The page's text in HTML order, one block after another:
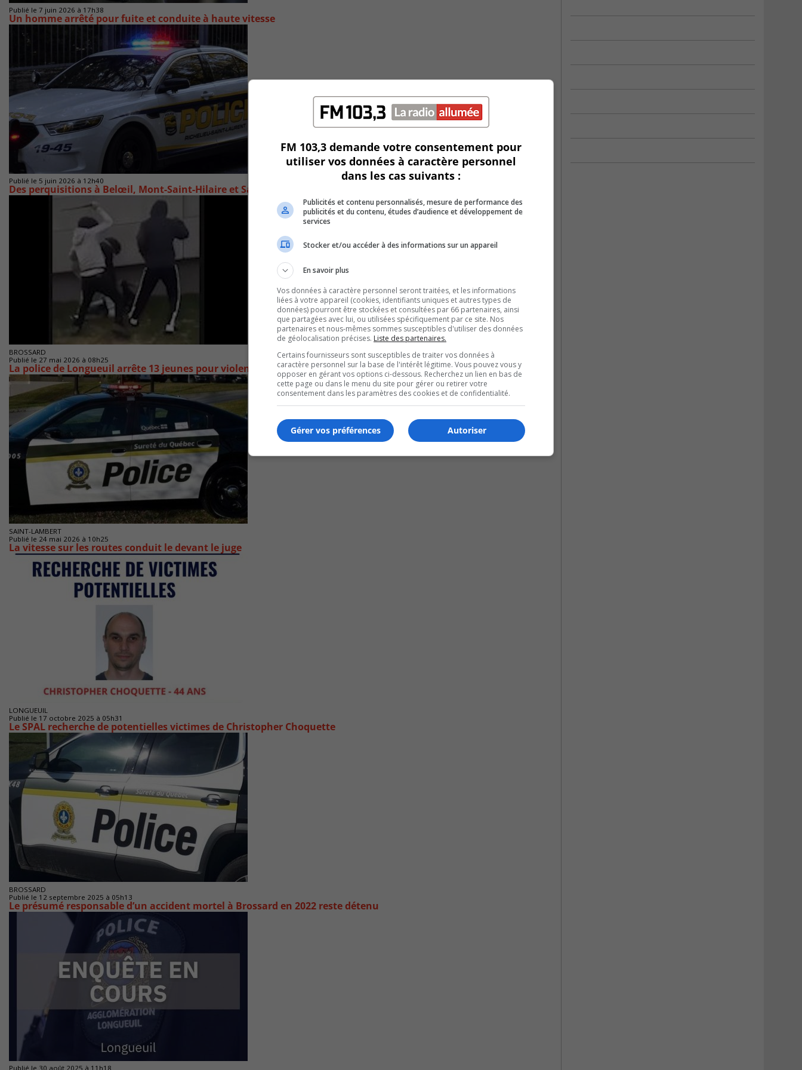
Publié le 7 juin 2026 à 17h38
Un homme arrêté pour fuite et conduite à haute vitesse
Publié le 5 juin 2026 à 12h40
Des perquisitions à Belœil, Mont-Saint-Hilaire et Saint-Hubert
BROSSARD
Publié le 27 mai 2026 à 08h25
La police de Longueuil arrête 13 jeunes pour violence
SAINT-LAMBERT
Publié le 24 mai 2026 à 10h25
La vitesse sur les routes conduit le devant le juge
LONGUEUIL
Publié le 17 octobre 2025 à 05h31
Le SPAL recherche de potentielles victimes de Christopher Choquette
BROSSARD
Publié le 12 septembre 2025 à 05h13
Le présumé responsable d’un accident mortel à Brossard en 2022 reste détenu
Publié le 30 août 2025 à 11h18
FM 103,3 demande votre consentement pour
utiliser vos données à caractère personnel
dans les cas suivants :
Publicités et contenu personnalisés, mesure de performance des
publicités et du contenu, études d’audience et développement de
services
Stocker et/ou accéder à des informations sur un appareil
En savoir plus
Vos données à caractère personnel seront traitées, et les informations
liées à votre appareil (cookies, identifiants uniques et autres types de
données) pourront être stockées et consultées par 66 partenaires, ainsi
que partagées avec lui, ou utilisées spécifiquement par ce site. Nos
partenaires et nous-mêmes sommes susceptibles d'utiliser des données
de géolocalisation précises. Liste des partenaires.
Certains fournisseurs sont susceptibles de traiter vos données à
caractère personnel sur la base de l'intérêt légitime. Vous pouvez vous y
opposer en gérant vos options ci-dessous. Recherchez un lien en bas de
cette page ou dans le menu du site pour gérer ou retirer votre
consentement dans les paramètres des cookies et de confidentialité.
Autoriser
Gérer vos préférences